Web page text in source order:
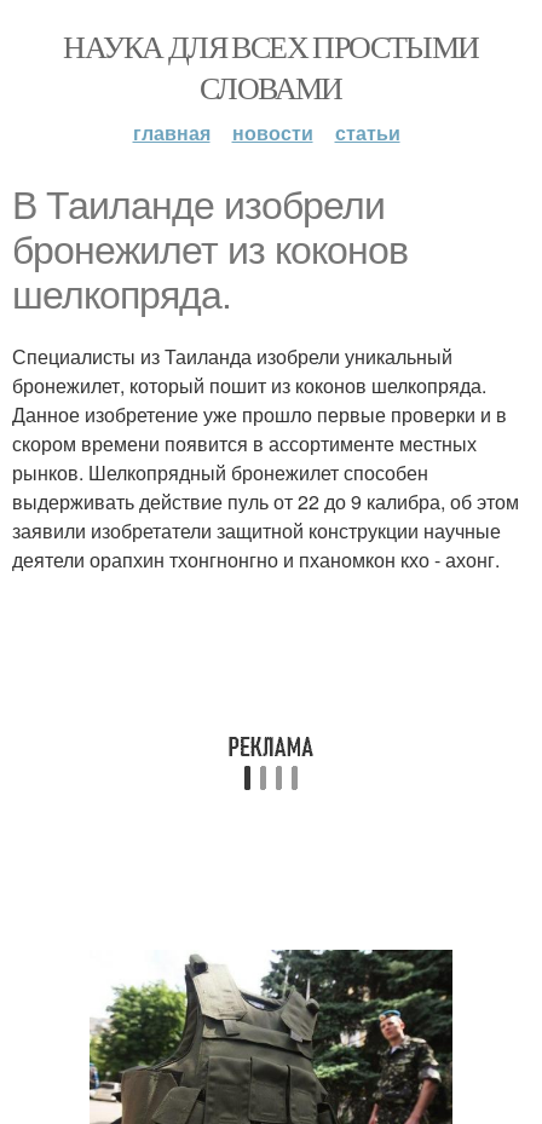
НАУКА ДЛЯ ВСЕХ ПРОСТЫМИ
СЛОВАМИ
главная новости статьи
В Таиланде изобрели
бронежилет из коконов
шелкопряда.
Специалисты из Таиланда изобрели уникальный
бронежилет, который пошит из коконов шелкопряда.
Данное изобретение уже прошло первые проверки и в
скором времени появится в ассортименте местных
рынков. Шелкопрядный бронежилет способен
выдерживать действие пуль от 22 до 9 калибра, об этом
заявили изобретатели защитной конструкции научные
деятели орапхин тхонгнонгно и пханомкон кхо - ахонг.